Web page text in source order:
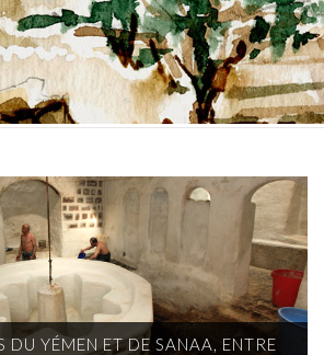
DU YÉMEN ET DE SANAA, ENTRE